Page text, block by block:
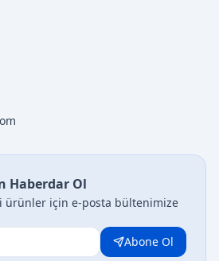
Haberdar Ol
ürünler için e-posta bültenimize
Abone Ol